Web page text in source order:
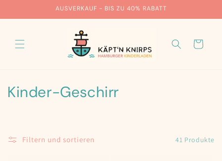
Inhalt
AUSVERKAUF - BIS ZU 40% RABATT
Warenkorb
K
Kinder-Geschirr
Filtern und sortieren 41 Produkte